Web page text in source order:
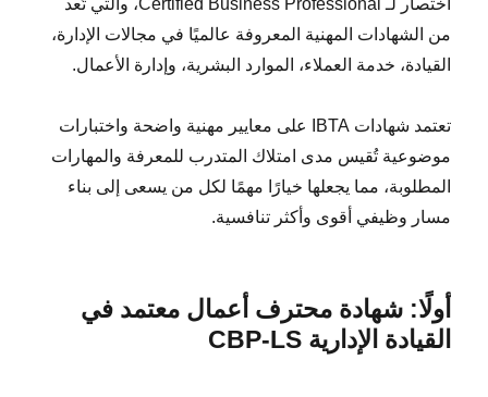
اختصار لـ Certified Business Professional، والتي تُعد
من الشهادات المهنية المعروفة عالميًا في مجالات الإدارة،
القيادة، خدمة العملاء، الموارد البشرية، وإدارة الأعمال.
تعتمد شهادات IBTA على معايير مهنية واضحة واختبارات
موضوعية تُقيس مدى امتلاك المتدرب للمعرفة والمهارات
المطلوبة، مما يجعلها خيارًا مهمًا لكل من يسعى إلى بناء
مسار وظيفي أقوى وأكثر تنافسية.
أولًا: شهادة محترف أعمال معتمد في
القيادة الإدارية CBP-LS